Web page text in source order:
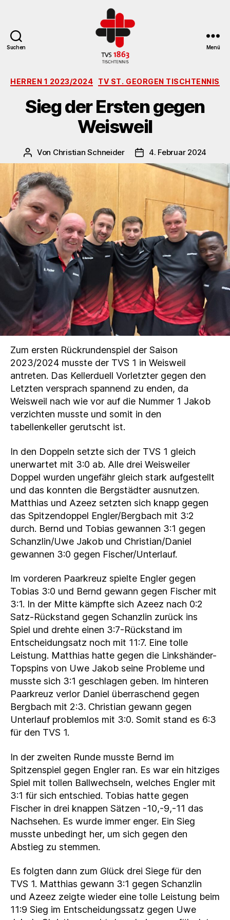
Suchen
St.
Tischtennisabteilung
Menü
Kategorien
HERREN 1 2023/2024 TV ST. GEORGEN TISCHTENNIS
Sieg der Ersten gegen
Weisweil
Beitragsautor
Von Christian Schneider Veröffentlichungsdatum
4. Februar 2024
Zum ersten Rückrundenspiel der Saison
2023/2024 musste der TVS 1 in Weisweil
antreten. Das Kellerduell Vorletzter gegen den
Letzten versprach spannend zu enden, da
Weisweil nach wie vor auf die Nummer 1 Jakob
verzichten musste und somit in den
tabellenkeller gerutscht ist.
In den Doppeln setzte sich der TVS 1 gleich
unerwartet mit 3:0 ab. Alle drei Weisweiler
Doppel wurden ungefähr gleich stark aufgestellt
und das konnten die Bergstädter ausnutzen.
Matthias und Azeez setzten sich knapp gegen
das Spitzendoppel Engler/Bergbach mit 3:2
durch. Bernd und Tobias gewannen 3:1 gegen
Schanzlin/Uwe Jakob und Christian/Daniel
gewannen 3:0 gegen Fischer/Unterlauf.
Im vorderen Paarkreuz spielte Engler gegen
Tobias 3:0 und Bernd gewann gegen Fischer mit
3:1. In der Mitte kämpfte sich Azeez nach 0:2
Satz-Rückstand gegen Schanzlin zurück ins
Spiel und drehte einen 3:7-Rückstand im
Entscheidungsatz noch mit 11:7. Eine tolle
Leistung. Matthias hatte gegen die Linkshänder-
Topspins von Uwe Jakob seine Probleme und
musste sich 3:1 geschlagen geben. Im hinteren
Paarkreuz verlor Daniel überraschend gegen
Bergbach mit 2:3. Christian gewann gegen
Unterlauf problemlos mit 3:0. Somit stand es 6:3
für den TVS 1.
In der zweiten Runde musste Bernd im
Spitzenspiel gegen Engler ran. Es war ein hitziges
Spiel mit tollen Ballwechseln, welches Engler mit
3:1 für sich entschied. Tobias hatte gegen
Fischer in drei knappen Sätzen -10,-9,-11 das
Nachsehen. Es wurde immer enger. Ein Sieg
musste unbedingt her, um sich gegen den
Abstieg zu stemmen.
Es folgten dann zum Glück drei Siege für den
TVS 1. Matthias gewann 3:1 gegen Schanzlin
und Azeez zeigte wieder eine tolle Leistung beim
11:9 Sieg im Entscheidungssatz gegen Uwe